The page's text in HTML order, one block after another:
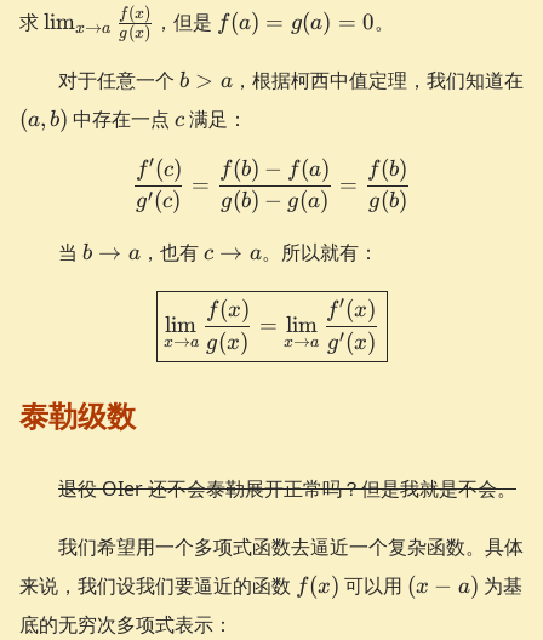
求\lim_{x\to
a}\frac{f(x)}
{g(x)}
limx→a g(x)
f(x) ，但是 f(a)
g(a)
f(a) = g(a) = 0。
对于任意一个 b
a
b > a，根据柯西中值定理，我们知道在
(a,
b)
(a, b) 中存在一点c
c 满足：
\frac{f'(c)}{g'(c)} =
g′(c)
f′(c)
=
g(b) − g(a)
f(b) − f(a)
=
g(b)
f(b)
当 b
b → a，也有 c
a
c → a。所以就有：
\boxed{ \lim_{x \to a}
x→a
lim
g(x)
f(x)
=
x→a
lim
g′(x)
f′(x)
泰勒级数
退役 OIer 还不会泰勒展开正常吗？但是我就是不会。
我们希望用一个多项式函数去逼近一个复杂函数。具体
来说，我们设我们要逼近的函数 f(x)
f(x) 可以用 (x-
a)
(x − a) 为基
底的无穷次多项式表示：